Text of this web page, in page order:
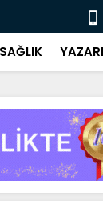
Ulusal ve
SAĞLIK